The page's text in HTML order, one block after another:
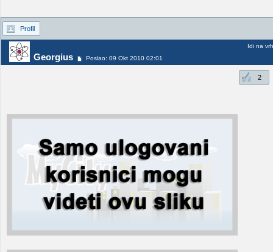
Profil
Georgius Poslao: 09 Okt 2010 02:01
Idi na vrh
2